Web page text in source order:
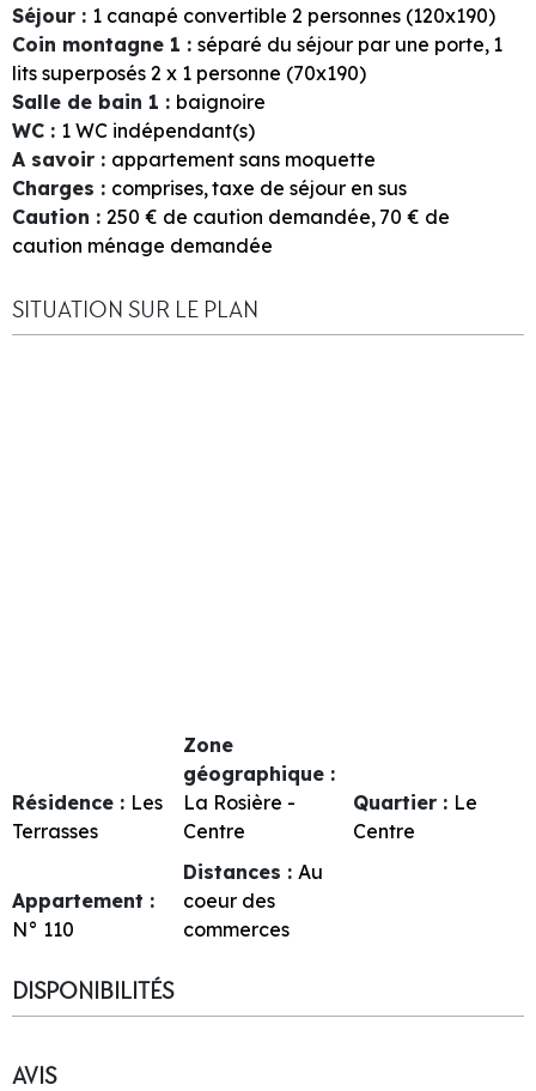
Séjour : 1 canapé convertible 2 personnes (120x190)
Coin montagne 1 : séparé du séjour par une porte 1
lits superposés 2 x 1 personne (70x190)
Salle de bain 1 : baignoire
WC : 1 WC indépendant(s)
A savoir : appartement sans moquette
Charges : comprises taxe de séjour en sus
Caution : 250 € de caution demandée 70 € de
caution ménage demandée
SITUATION SUR LE PLAN
Résidence : Les
Terrasses
Zone
géographique :
La Rosière -
Centre
Quartier : Le
Centre
Appartement :
N° 110
Distances : Au
coeur des
commerces
DISPONIBILITÉS
AVIS